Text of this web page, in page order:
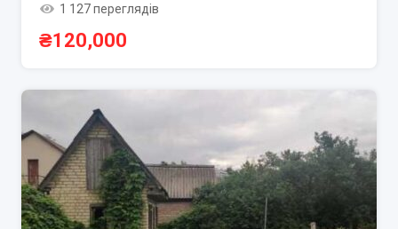
1 127 переглядів
₴120,000